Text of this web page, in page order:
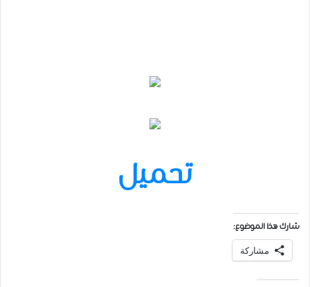
تحميل
شارك هذا الموضوع:
مشاركة